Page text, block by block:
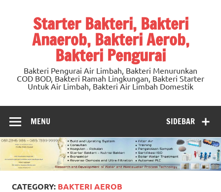
Starter Bakteri, Bakteri
Anaerob, Bakteri Aerob,
Bakteri Pengurai
Bakteri Pengurai Air Limbah, Bakteri Menurunkan
COD BOD, Bakteri Ramah Lingkungan, Bakteri Starter
Untuk Air Limbah, Bakteri Air Limbah Domestik
SIDEBAR
MENU
CATEGORY: BAKTERI AEROB